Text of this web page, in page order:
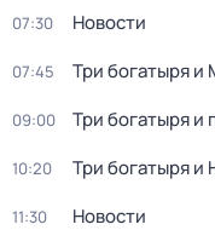
07:30 Новости
07:45 Три богатыря и
09:00 Три богатыря и
10:20 Три богатыря и
11:30 Новости